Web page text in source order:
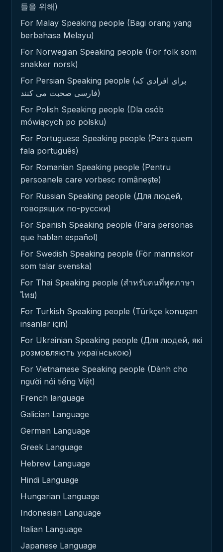
들을 위해)
For Malay Speaking people (Bagi orang yang
berbahasa Melayu)
For Norwegian Speaking people (For folk som
snakker norsk)
For Persian Speaking people (برای افرادی که
فارسی صحبت می کنند)
For Polish Speaking people (Dla osób
mówiących po polsku)
For Portuguese Speaking people (Para quem
fala português)
For Romanian Speaking people (Pentru
persoanele care vorbesc românește)
For Russian Speaking people (Для людей,
говорящих по-русски)
For Spanish Speaking people (Para personas
que hablan español)
For Swedish Speaking people (För människor
som talar svenska)
For Thai Speaking people (สำหรับคนที่พูดภาษา
ไทย)
For Turkish Speaking people (Türkçe konuşan
insanlar için)
For Ukrainian Speaking people (Для людей, які
розмовляють українською)
For Vietnamese Speaking people (Dành cho
người nói tiếng Việt)
French language
Galician Language
German Language
Greek Language
Hebrew Language
Hindi Language
Hungarian Language
Indonesian Language
Italian Language
Japanese Language